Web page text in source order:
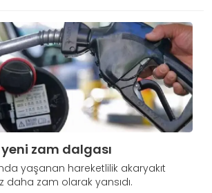
zam dalgası
yaşanan hareketlilik akaryakıt
daha zam olarak yansıdı.